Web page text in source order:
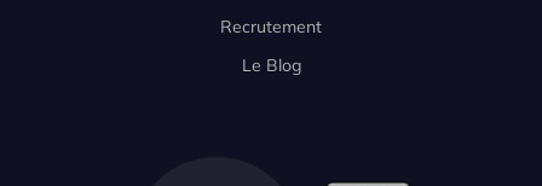
Recrutement
Le Blog